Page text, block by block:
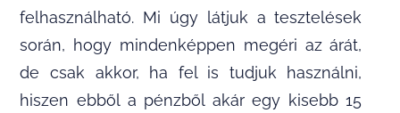
felhasználható. Mi úgy látjuk a tesztelések
során, hogy mindenképpen megéri az árát,
de csak akkor, ha fel is tudjuk használni,
hiszen ebből a pénzből akár egy kisebb 15